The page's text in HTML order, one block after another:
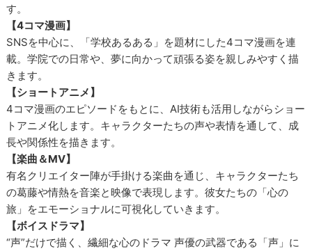
す。
【4コマ漫画】
SNSを中心に、「学校あるある」を題材にした4コマ漫画を連
載。学院での日常や、夢に向かって頑張る姿を親しみやすく描
きます。
【ショートアニメ】
4コマ漫画のエピソードをもとに、AI技術も活用しながらショー
トアニメ化します。キャラクターたちの声や表情を通して、成
長や関係性を描きます。
【楽曲＆MV】
有名クリエイター陣が手掛ける楽曲を通じ、キャラクターたち
の葛藤や情熱を音楽と映像で表現します。彼女たちの「心の
旅」をエモーショナルに可視化していきます。
【ボイスドラマ】
“声”だけで描く、繊細な心のドラマ 声優の武器である「声」に